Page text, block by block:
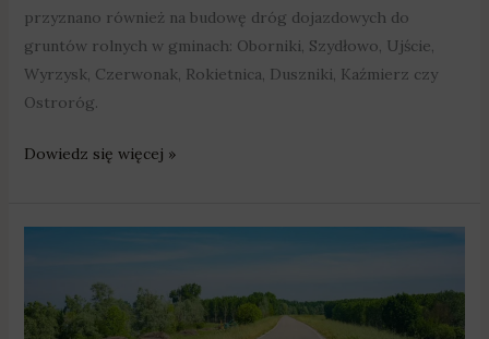
przyznano również na budowę dróg dojazdowych do
gruntów rolnych w gminach: Oborniki, Szydłowo, Ujście,
Wyrzysk, Czerwonak, Rokietnica, Duszniki, Kaźmierz czy
Ostroróg.
Dowiedz się więcej »
zł
na